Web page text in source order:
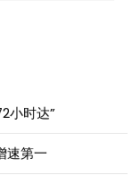
小时达”
速第一